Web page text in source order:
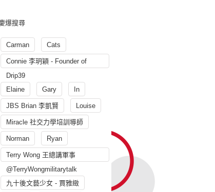
爆搜尋
Carman Cats
Connie 李玥穎 - Founder of
Drip39
Elaine
Gary In
JBS Brian 李凱賢 Louise
Miracle 社交力學培訓導師
Norman Ryan
Terry Wong 王總講軍事
@TerryWongmilitarytalk
九十後文藝少女 - 賈雅緻